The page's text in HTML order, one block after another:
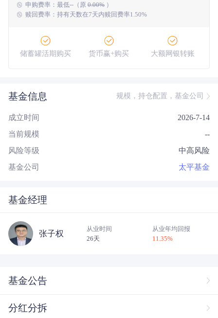
成立以来 7.59%
申购费率： 最低--（原 0.00%）
赎回费率：持有天数在7天内赎回费率1.50%
储蓄罐活期购买 货币赢+购买 大额网银转账
基金信息 规模，持仓配置，基金公司
成立时间 2026-7-14
当前规模 --
风险等级 中高风险
基金公司 太平基金
基金经理
张子权
从业时间
26天
从业年均回报
11.35%
基金公告
分红分拆